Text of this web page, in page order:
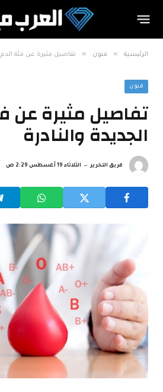
الرئيسية » فنون » تفاصيل مثيرة عن فئة الدم
فنون
تفاصيل مثيرة عن
الجديدة والنادرة
فريق التحرير الثلاثاء 19 أغسطس 2:29 ص